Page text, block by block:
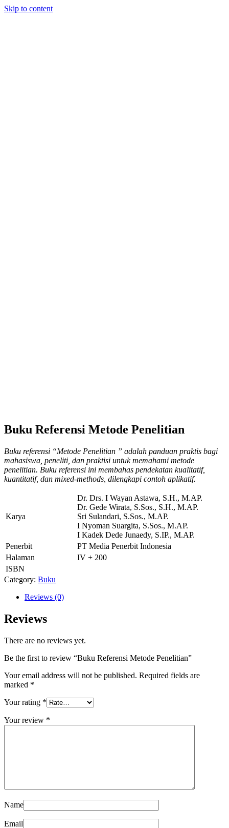
Skip to content
Buku Referensi Metode Penelitian
Buku referensi “Metode Penelitian ” adalah panduan praktis bagi
mahasiswa, peneliti, dan praktisi untuk memahami metode
penelitian. Buku referensi ini membahas pendekatan kualitatif,
kuantitatif, dan mixed-methods, dilengkapi contoh aplikatif.
Karya
Dr. Drs. I Wayan Astawa, S.H., M.AP.
Dr. Gede Wirata, S.Sos., S.H., M.AP.
Sri Sulandari, S.Sos., M.AP.
I Nyoman Suargita, S.Sos., M.AP.
I Kadek Dede Junaedy, S.IP., M.AP.
Penerbit
PT Media Penerbit Indonesia
Halaman
IV + 200
ISBN
Category: Buku
Reviews (0)
Reviews
There are no reviews yet.
Be the first to review “Buku Referensi Metode Penelitian”
Your email address will not be published. Required fields are
marked *
Your rating *
Your review *
Name
Email